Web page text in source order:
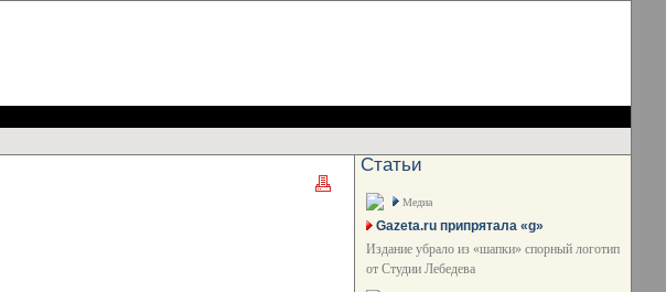
Статьи
Медиа
Gazeta.ru припрятала «g»
Издание убрало из «шапки» спорный логотип
от Студии Лебедева